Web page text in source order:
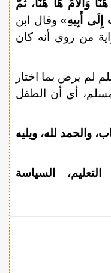
وَالأُمَّ هَا هُنَا، ثُمَّ
أَبِيهِ» وقال ابن
من روى أنه كان
لم يرض بما اختار
أي أن الطفل
والحمد لله، ويليه
السياسة